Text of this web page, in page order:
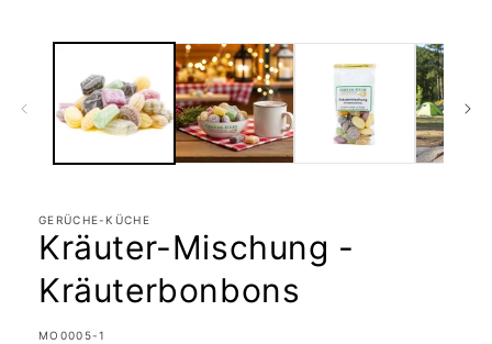
öffnen
GERÜCHE-KÜCHE
Kräuter-Mischung -
Kräuterbonbons
SKU:
MO0005-1